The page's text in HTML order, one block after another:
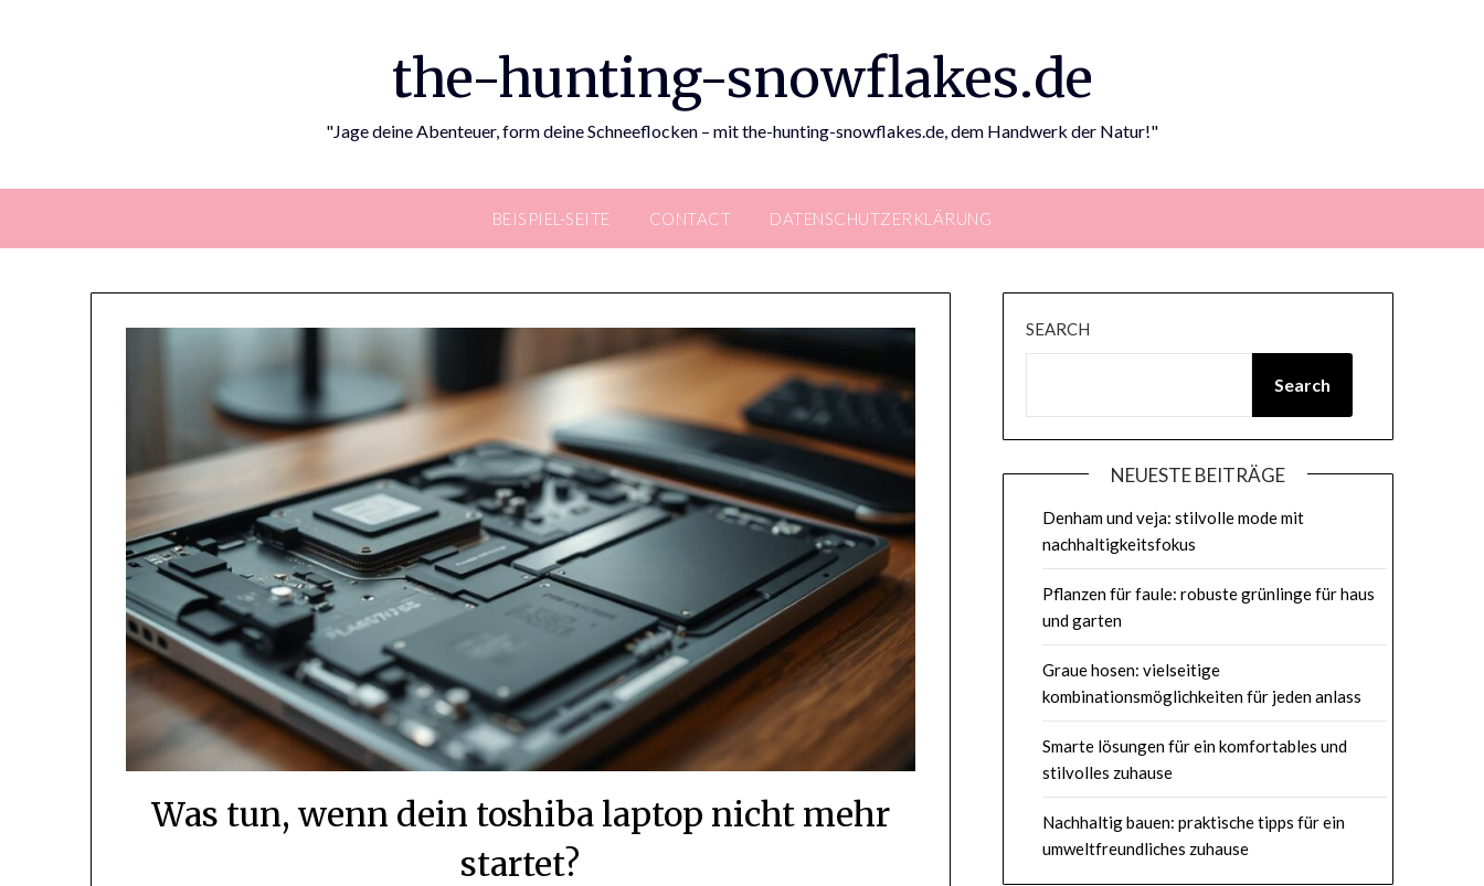
the-hunting-snowflakes.de
"Jage deine Abenteuer, form deine Schneeflocken – mit the-hunting-snowflakes.de, dem Handwerk der Natur!"
BEISPIEL-SEITE CONTACT DATENSCHUTZERKLÄRUNG
Was tun, wenn dein toshiba laptop nicht mehr
startet?
SEARCH
Search
NEUESTE BEITRÄGE
Denham und veja: stilvolle mode mit
nachhaltigkeitsfokus
Pflanzen für faule: robuste grünlinge für haus
und garten
Graue hosen: vielseitige
kombinationsmöglichkeiten für jeden anlass
Smarte lösungen für ein komfortables und
stilvolles zuhause
Nachhaltig bauen: praktische tipps für ein
umweltfreundliches zuhause